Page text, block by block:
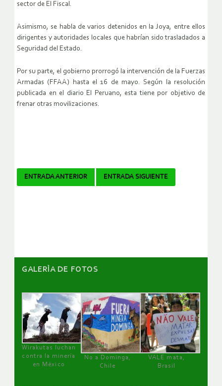
sector de El Fiscal.
Asimismo, se habla de varios detenidos en la Joya, entre ellos
dirigentes y autoridades locales que habrían sido trasladados a
Seguridad del Estado.
Por su parte, el gobierno prorrogó la intervención de la Fuerzas
Armadas (FFAA) hasta el 16 de mayo. Según la resolución
publicada en el diario El Peruano, esta tiene por objetivo de
frenar otras movilizaciones.
Navegador
ENTRADA ANTERIOR ENTRADA SIGUIENTE
GALERÌA DE FOTOS
Wirakutas luchan
contra la minería
en México
No a Dominga,
Chile
VALE mata,
Brasil